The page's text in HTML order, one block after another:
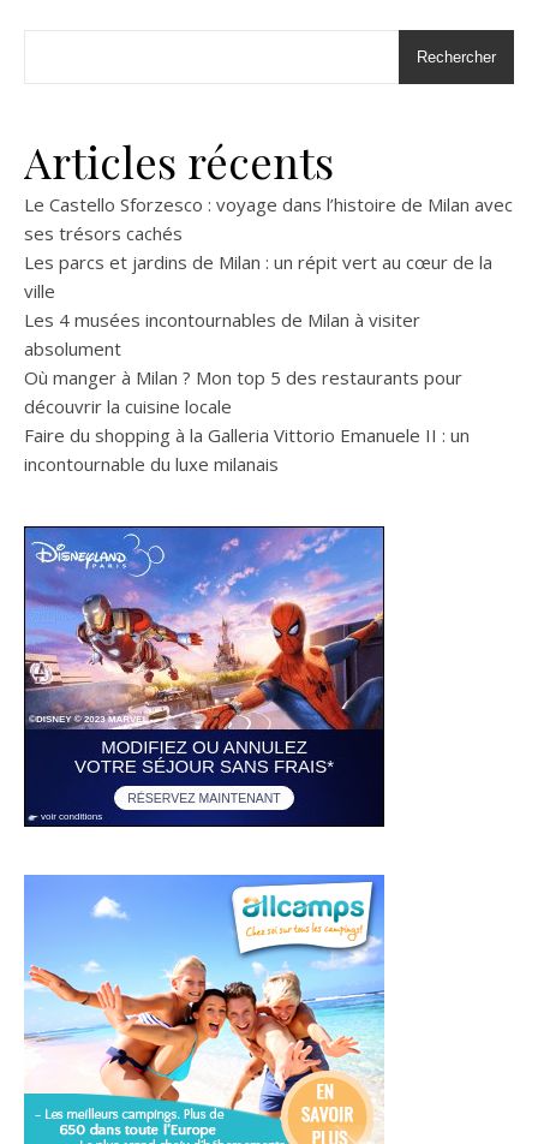
Rechercher
Articles récents
Le Castello Sforzesco : voyage dans l’histoire de Milan avec
ses trésors cachés
Les parcs et jardins de Milan : un répit vert au cœur de la
ville
Les 4 musées incontournables de Milan à visiter
absolument
Où manger à Milan ? Mon top 5 des restaurants pour
découvrir la cuisine locale
Faire du shopping à la Galleria Vittorio Emanuele II : un
incontournable du luxe milanais